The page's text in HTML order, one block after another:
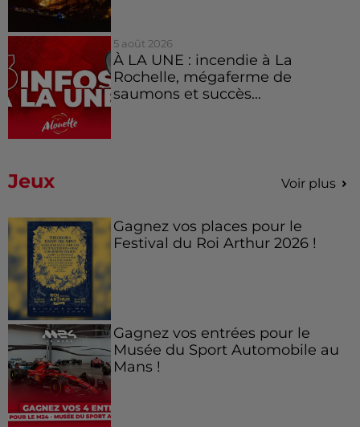
5 août 2026
À LA UNE : incendie à La
Rochelle, mégaferme de
saumons et succès...
Jeux Voir plus
Gagnez vos places pour le
Festival du Roi Arthur 2026 !
Gagnez vos entrées pour le
Musée du Sport Automobile au
Mans !